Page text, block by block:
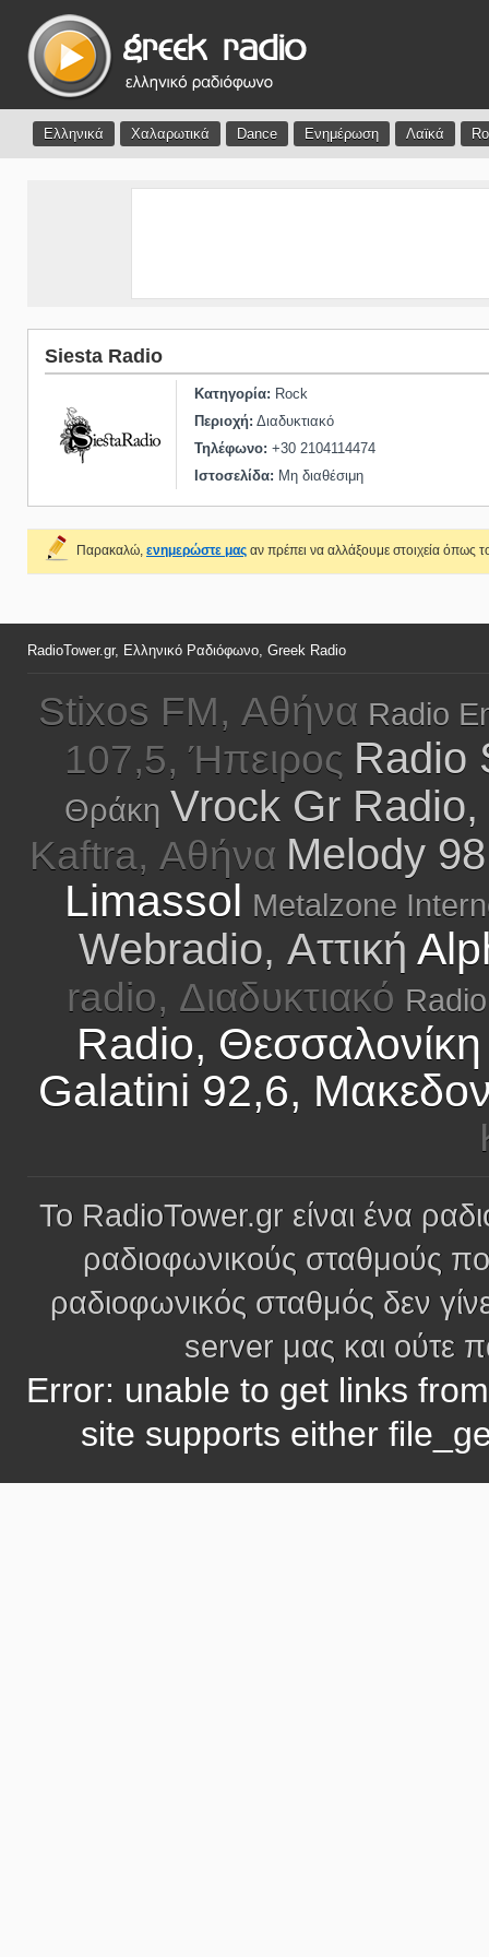
Ελληνικά Χαλαρωτικά Dance Ενημέρωση Λαϊκά
Siesta Radio
Κατηγορία: Rock
Περιοχή: Διαδυκτιακό
Τηλέφωνο: +30 2104114474
Ιστοσελίδα: Μη διαθέσιμη
Παρακαλώ, ενημερώστε μας αν πρέπει να αλλάξουμε στοιχεία όπως
RadioTower.gr, Ελληνικό Ραδιόφωνο, Greek Radio
Stixos FM, Αθήνα Radio
107,5, Ήπειρος Radio
Θράκη Vrock Gr Radio,
Kaftra, Αθήνα Melody
Limassol Metalzone
Webradio, Αττική
radio, Διαδυκτιακό
Radio, Θεσσαλονίκη
Galatini 92,6,
Το RadioTower.gr είναι ένα
ραδιοφωνικούς σταθμούς
ραδιοφωνικός σταθμός δεν
server μας και ούτε
Error: unable to get links
site supports either